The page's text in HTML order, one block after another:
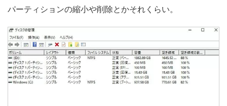
パーティションの縮小や削除とかそれくらい。